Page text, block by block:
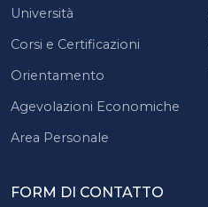
Università
Corsi e Certificazioni
Orientamento
Agevolazioni Economiche
Area Personale
FORM DI CONTATTO